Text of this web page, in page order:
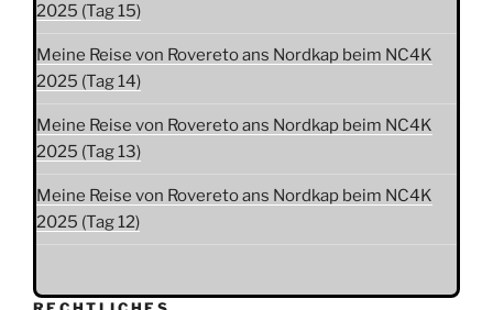
2025 (Tag 15)
Meine Reise von Rovereto ans Nordkap beim NC4K
2025 (Tag 14)
Meine Reise von Rovereto ans Nordkap beim NC4K
2025 (Tag 13)
Meine Reise von Rovereto ans Nordkap beim NC4K
2025 (Tag 12)